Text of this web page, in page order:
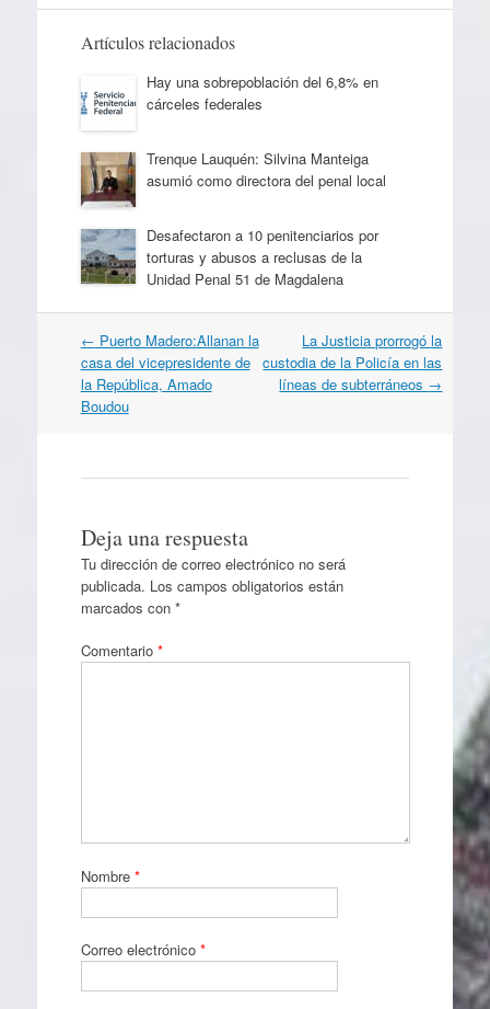
Artículos relacionados
Hay una sobrepoblación del 6,8% en
cárceles federales
Trenque Lauquén: Silvina Manteiga
asumió como directora del penal local
Desafectaron a 10 penitenciarios por
torturas y abusos a reclusas de la
Unidad Penal 51 de Magdalena
Navegación
por
artículos
← Puerto Madero:Allanan la
casa del vicepresidente de
la República, Amado
Boudou
La Justicia prorrogó la
custodia de la Policía en las
líneas de subterráneos →
Deja una respuesta
Tu dirección de correo electrónico no será
publicada. Los campos obligatorios están
marcados con *
Comentario *
Nombre *
Correo electrónico *